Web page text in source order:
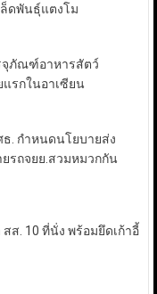
ดพันธุ์แตงโม
รจุภัณฑ์อาหารสัตว์
แรกในอาเซียน
ธ. กำหนดนโยบายส่ง
รถจยย.สวมหมวกกัน
ส. 10 ที่นั่ง พร้อมยึดเก้าอี้